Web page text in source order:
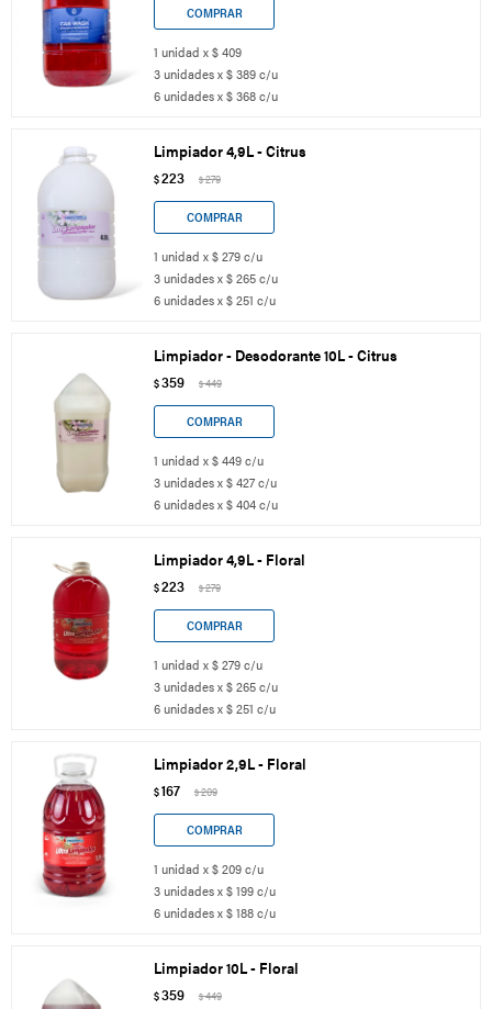
1 unidad x $ 409
3 unidades x $ 389 c/u
6 unidades x $ 368 c/u
Limpiador 4,9L - Citrus
$223 $279
1 unidad x $ 279 c/u
3 unidades x $ 265 c/u
6 unidades x $ 251 c/u
Limpiador - Desodorante 10L - Citrus
$359 $449
1 unidad x $ 449 c/u
3 unidades x $ 427 c/u
6 unidades x $ 404 c/u
Limpiador 4,9L - Floral
$223 $279
1 unidad x $ 279 c/u
3 unidades x $ 265 c/u
6 unidades x $ 251 c/u
Limpiador 2,9L - Floral
$167 $209
1 unidad x $ 209 c/u
3 unidades x $ 199 c/u
6 unidades x $ 188 c/u
Limpiador 10L - Floral
$359 $449